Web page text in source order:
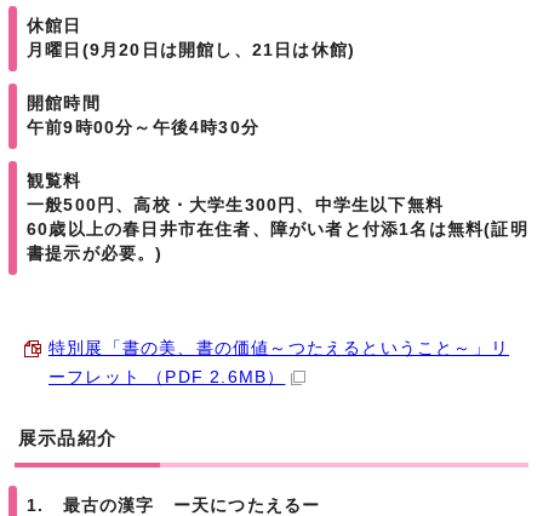
休館日
月曜日(9月20日は開館し、21日は休館)
開館時間
午前9時00分～午後4時30分
観覧料
一般500円、高校・大学生300円、中学生以下無料
60歳以上の春日井市在住者、障がい者と付添1名は無料(証明
書提示が必要。)
特別展「書の美、書の価値～つたえるということ～」リ
ーフレット （PDF 2.6MB）
展示品紹介
1. 最古の漢字 ー天につたえるー